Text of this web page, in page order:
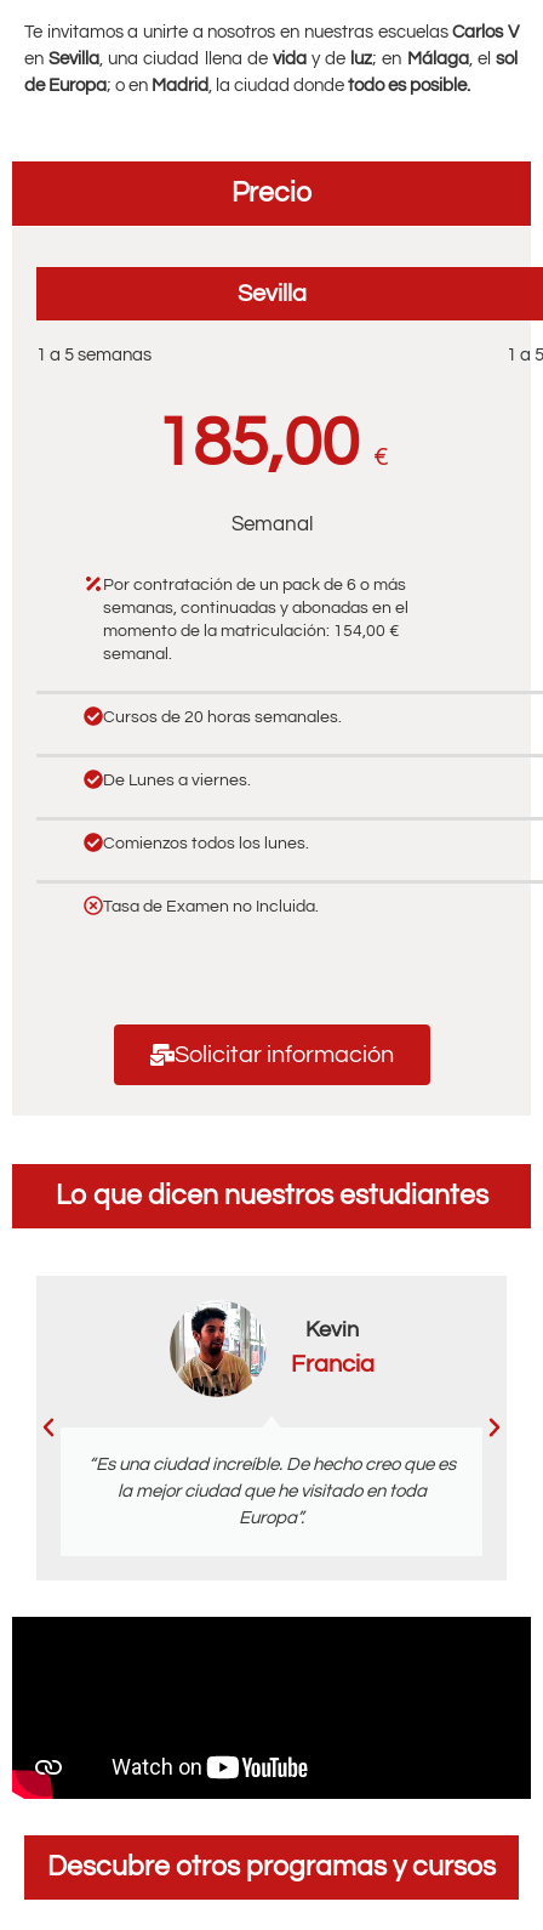
Te invitamos a unirte a nosotros en nuestras escuelasCarlos V
enSevilla, una ciudad llena de viday de luz; en Málaga, el sol
de Europa; o en Madrid, la ciudad donde todo es posible.
Precio
Sevilla
1 a 5 semanas
185,00 €
Semanal
Por contratación de un pack de 6 o más
semanas, continuadas y abonadas en el
momento de la matriculación: 154,00 €
semanal.
Cursos de 20 horas semanales.
De Lunes a viernes.
Comienzos todos los lunes.
Tasa de Examen no Incluida.
1 a
Solicitar información
Lo que dicen nuestros estudiantes
“Es una ciudad increíble. De hecho creo que es
la mejor ciudad que he visitado en toda
Europa”.
Kevin
Francia
Descubre otros programas y cursos